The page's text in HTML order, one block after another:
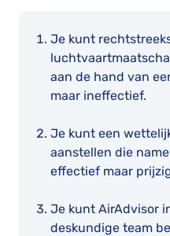
Je kunt
aan de hand van
maar ineffectief.
Je kunt een
aanstellen die
effectief maar
Je kunt AirAdvisor
deskundige team